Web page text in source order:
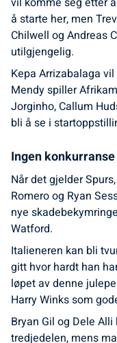
å starte her, men
Chilwell og Andreas
utilgjengelig.
Kepa Arrizabalaga
Mendy spiller
Jorginho, Callum
bli å se i
Ingen
Når det gjelder
Romero og Ryan
nye
Watford.
Italieneren kan bli
gitt hvor hardt han
løpet av denne
Harry Winks som
Bryan Gil og Dele
tredjedelen, mens